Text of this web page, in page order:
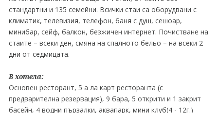
стандартни и 135 семейни. Всички стаи са оборудвани с
климатик, телевизия, телефон, баня с душ, сешоар,
минибар, сейф, балкон, безжичен интернет. Почистване на
стаите – всеки ден, смяна на спалното бельо – на всеки 2
дни от седмицата.
В хотела:
Основен ресторант, 5 a лa карт ресторанта (с
предварителна резервация), 9 бара, 5 открити и 1 закрит
басейн, 4 водни пързалки, аквапарк, мини клуб(4 - 12г.)